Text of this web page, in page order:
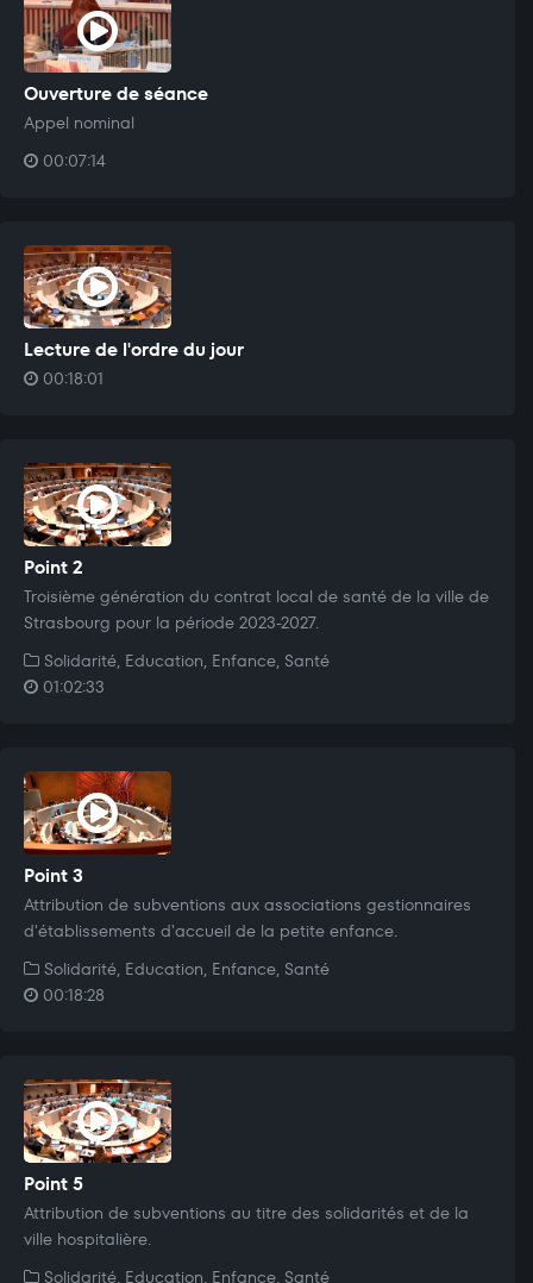
Ouverture de séance
Appel nominal
00:07:14
Lecture de l'ordre du jour
00:18:01
Point 2
Troisième génération du contrat local de santé de la ville de
Strasbourg pour la période 2023-2027.
Solidarité, Education, Enfance, Santé
01:02:33
Point 3
Attribution de subventions aux associations gestionnaires
d'établissements d'accueil de la petite enfance.
Solidarité, Education, Enfance, Santé
00:18:28
Point 5
Attribution de subventions au titre des solidarités et de la
ville hospitalière.
Solidarité, Education, Enfance, Santé